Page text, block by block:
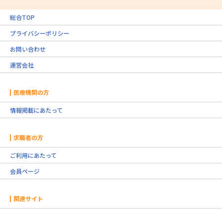
総合TOP
プライバシーポリシー
お問い合わせ
運営会社
医療機関の方
情報掲載にあたって
求職者の方
ご利用にあたって
会員ページ
関連サイト